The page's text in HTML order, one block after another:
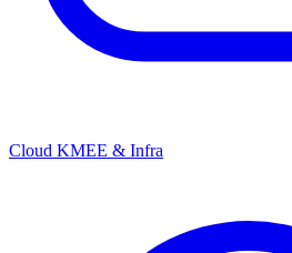
Cloud KMEE & Infra